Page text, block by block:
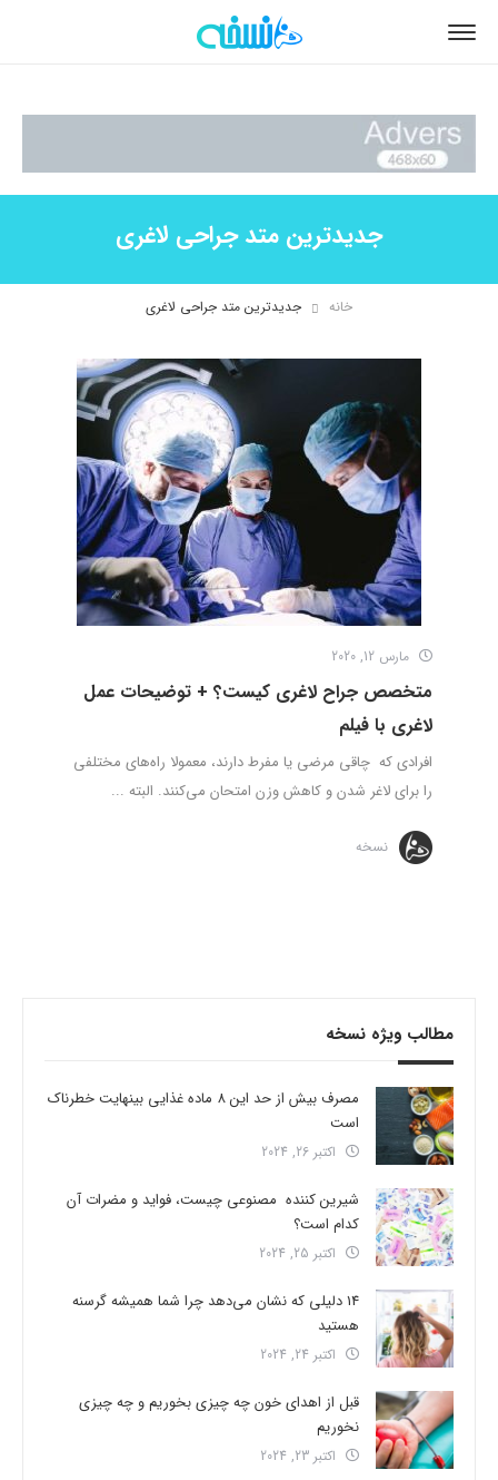
جدیدترین متد جراحی لاغری
خانه جدیدترین متد جراحی لاغری
مارس 12, 2020
متخصص جراح لاغری کیست؟ + توضیحات عمل
لاغری با فیلم
افرادی که چاقی مرضی یا مفرط دارند، معمولا راه‌های مختلفی
را برای لاغر شدن و کاهش وزن امتحان می‌کنند. البته ...
نسخه
مطالب ویژه نسخه
مصرف بیش از حد این 8 ماده غذایی بینهایت خطرناک
است
اکتبر 26, 2024
شیرین کننده مصنوعی چیست، فواید و مضرات آن
کدام است؟
اکتبر 25, 2024
14 دلیلی که نشان می‌دهد چرا شما همیشه گرسنه
هستید
اکتبر 24, 2024
قبل از اهدای خون چه چیزی بخوریم و چه چیزی
نخوریم
اکتبر 23, 2024